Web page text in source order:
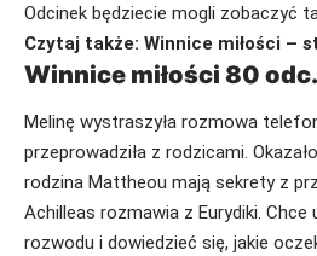
Odcinek będziecie mogli zobaczyć
Czytaj także: Winnice miłości –
Winnice miłości 80
Melinę wystraszyła rozmowa
przeprowadziła z rodzicami.
rodzina Mattheou mają sekrety z
Achilleas rozmawia z Eurydiki. Chce
rozwodu i dowiedzieć się, jakie